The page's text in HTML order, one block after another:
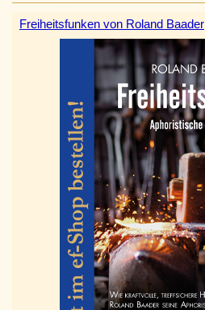
Freiheitsfunken von Roland Baader